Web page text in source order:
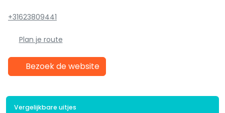
+31623809441
Plan je route
Bezoek de website
Vergelijkbare uitjes